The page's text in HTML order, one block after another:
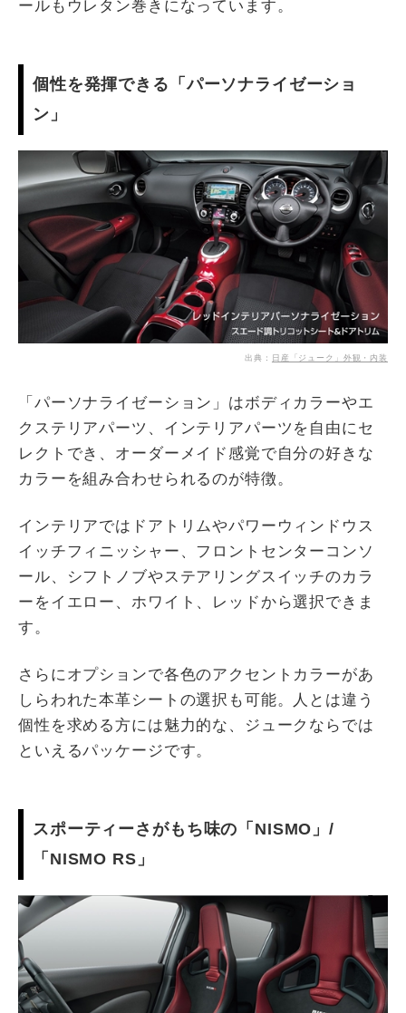
ールもウレタン巻きになっています。
個性を発揮できる「パーソナライゼーショ
ン」
出典： 日産「ジューク」外観・内装
「パーソナライゼーション」はボディカラーやエ
クステリアパーツ、インテリアパーツを自由にセ
レクトでき、オーダーメイド感覚で自分の好きな
カラーを組み合わせられるのが特徴。
インテリアではドアトリムやパワーウィンドウス
イッチフィニッシャー、フロントセンターコンソ
ール、シフトノブやステアリングスイッチのカラ
ーをイエロー、ホワイト、レッドから選択できま
す。
さらにオプションで各色のアクセントカラーがあ
しらわれた本革シートの選択も可能。人とは違う
個性を求める方には魅力的な、ジュークならでは
といえるパッケージです。
スポーティーさがもち味の「NISMO」/
「NISMO RS」